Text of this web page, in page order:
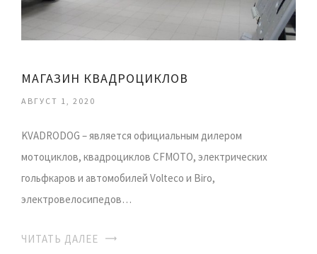
МАГАЗИН КВАДРОЦИКЛОВ
АВГУСТ 1, 2020
KVADRODOG – является официальным дилером
мотоциклов, квадроциклов CFMOTO, электрических
гольфкаров и автомобилей Volteco и Biro,
электровелосипедов…
ЧИТАТЬ ДАЛЕЕ